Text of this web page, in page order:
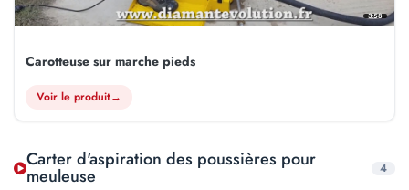
3:58
Carotteuse sur marche pieds
Voir le produit→
Carter d'aspiration des poussières pour
meuleuse 4